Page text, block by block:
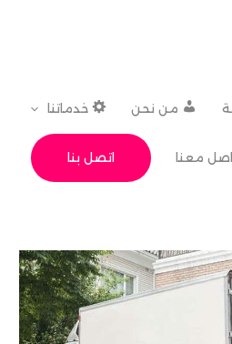
من نحن خدماتنا
معنا اتصل بنا